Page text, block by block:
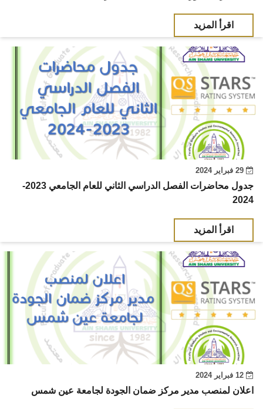
اقرأ المزيد
جدول محاضرات الفصل الدراسي الثاني للعام الجامعي 2023-
2024
اقرأ المزيد
اعلان لمنصب مدير مركز ضمان الجودة لجامعة عين شمس